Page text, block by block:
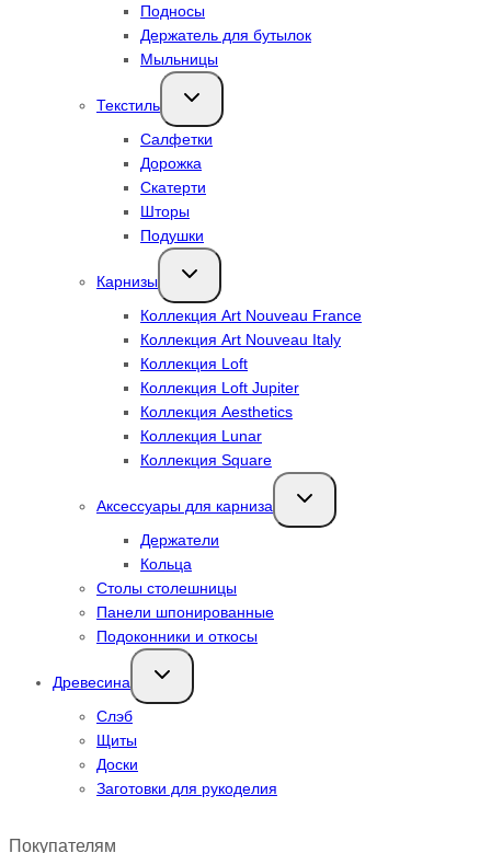
Подносы
Держатель для бутылок
Мыльницы
Текстиль
Переключить
дочернее
Салфетки
Дорожка
Скатерти
Шторы
Подушки
Карнизы
Переключить
дочернее
Коллекция Art Nouveau France
Коллекция Art Nouveau Italy
Коллекция Loft
Коллекция Loft Jupiter
Коллекция Aesthetics
Коллекция Lunar
Коллекция Square
Аксессуары для карниза
Переключить
дочернее
Держатели
Кольца
Столы столешницы
Панели шпонированные
Подоконники и откосы
Древесина
Переключить
дочернее
Слэб
Щиты
Доски
Заготовки для рукоделия
Покупателям